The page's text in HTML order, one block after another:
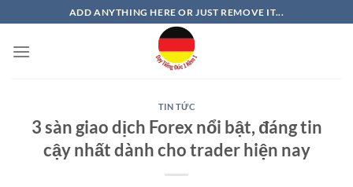
qua
nội
ADD ANYTHING HERE OR JUST REMOVE IT...
TIN TỨC
3 sàn giao dịch Forex nổi bật, đáng tin
cậy nhất dành cho trader hiện nay